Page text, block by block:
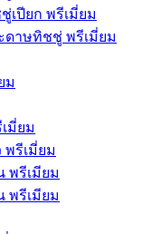
เปียก พรีเมี่ยม
ดาษทิชชู่ พรีเมี่ยม
ม
มี่ยม
พรีเมี่ยม
พรีเมียม
พรีเมียม